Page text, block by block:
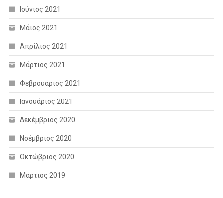
Ιούνιος 2021
Μάιος 2021
Απρίλιος 2021
Μάρτιος 2021
Φεβρουάριος 2021
Ιανουάριος 2021
Δεκέμβριος 2020
Νοέμβριος 2020
Οκτώβριος 2020
Μάρτιος 2019